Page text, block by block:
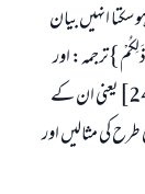
انہیں بیان
} ترجمہ: اور
تمہارے لیے ان کے علاوہ عورتیں حلال ہیں۔[النساء: 24] یعنی ان کے
کی مثالیں اور